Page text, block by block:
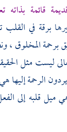
قائمة بذاته
برقة في القلب
برحمة المخلوق ،
ليست مثل
الرحمة إليها
ميل قلبه إلى